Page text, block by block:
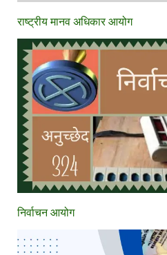
राष्ट्रीय मानव अधिकार आयोग
निर्वाचन आयोग